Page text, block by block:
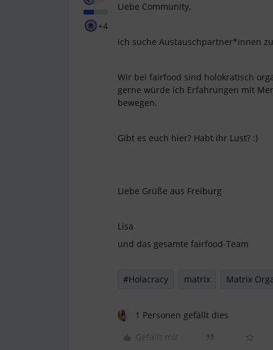
+4
Liebe Community,
ich suche Austauschpartner*innen
Wir bei fairfood sind holokratisch
gerne würde ich Erfahrungen mit
bewegen.
Gibt es euch hier? Habt ihr Lust? :)
Liebe Grüße aus Freiburg
Lisa
und das gesamte fairfood-Team
#Holacracy matrix Matrix
1 Personen gefällt dies
Gefällt mir